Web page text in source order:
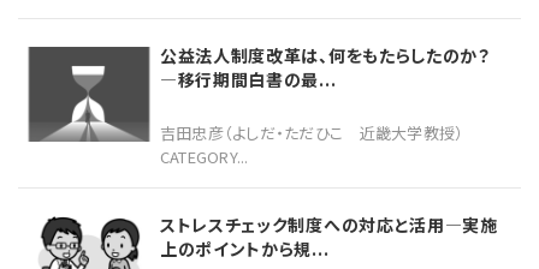
公益法人制度改革は、何をもたらしたのか？
―移行期間白書の最...
吉田忠彦（よしだ・ただひこ 近畿大学教授）
CATEGORY...
ストレスチェック制度への対応と活用―実施
上のポイントから規...